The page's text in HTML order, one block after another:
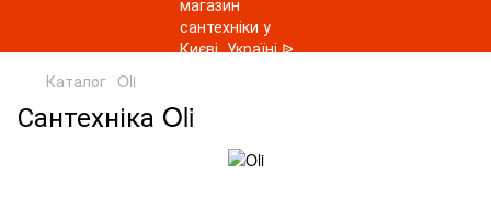
Каталог Oli
Сантехніка Oli